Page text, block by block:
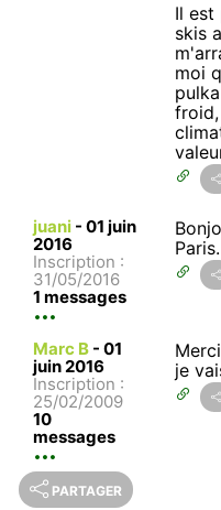
Il est
skis
moi
juani - 01 juin
2016
Inscription :
31/05/2016
1 messages
Paris.
Marc B - 01
juin 2016
Inscription :
25/02/2009
10
messages
je
PARTAGER